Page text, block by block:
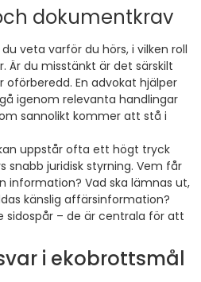
dokumentkrav
veta varför du hörs, i vilken roll
Är du misstänkt är det särskilt
En advokat hjälper
igenom relevanta handlingar
sannolikt kommer att stå i
uppstår ofta ett högt tryck
snabb juridisk styrning. Vem får
information? Vad ska lämnas ut,
känslig affärsinformation?
sidospår – de är centrala för att
i ekobrottsmål